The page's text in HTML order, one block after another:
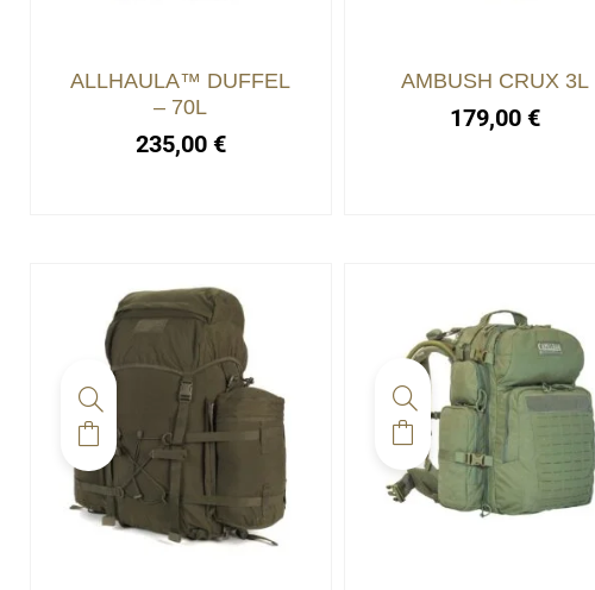
ALLHAULA™ DUFFEL
– 70L
235,00 €
AMBUSH CRUX 3L
179,00 €